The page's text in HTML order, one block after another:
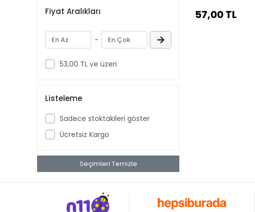
Fiyat Aralıkları
-
53,00 TL ve üzeri
Listeleme
Sadece stoktakileri göster
Ücretsiz Kargo
Seçimleri Temizle
57,00 TL